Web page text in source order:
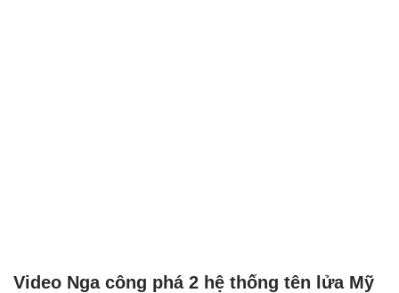
Video Nga công phá 2 hệ thống tên lửa Mỹ